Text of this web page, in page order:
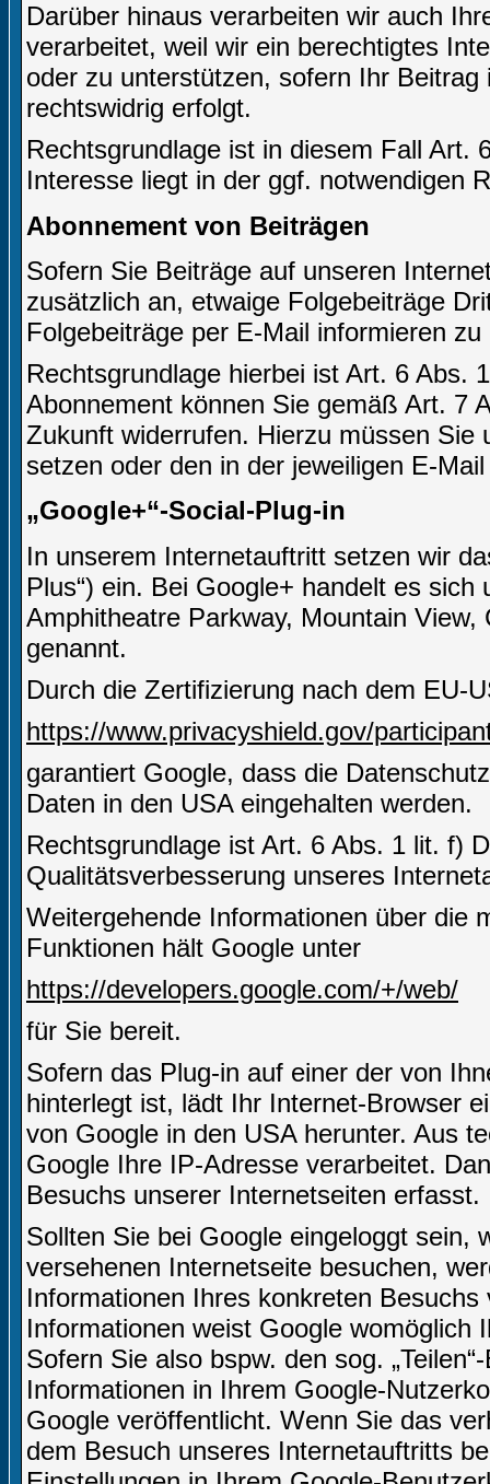
Darüber hinaus verarbeiten wir auch
verarbeitet, weil wir ein berechtigtes
oder zu unterstützen, sofern Ihr
rechtswidrig erfolgt.
Rechtsgrundlage ist in diesem Fall Art.
Interesse liegt in der ggf. notwendigen
Abonnement von Beiträgen
Sofern Sie Beiträge auf unseren
zusätzlich an, etwaige Folgebeiträge
Folgebeiträge per E-Mail informieren
Rechtsgrundlage hierbei ist Art. 6 Abs.
Abonnement können Sie gemäß Art. 7
Zukunft widerrufen. Hierzu müssen Sie
setzen oder den in der jeweiligen E-
„Google+“-Social-Plug-in
In unserem Internetauftritt setzen wir
Plus“) ein. Bei Google+ handelt es
Amphitheatre Parkway, Mountain View,
genannt.
Durch die Zertifizierung nach dem EU-
https://www.privacyshield.gov/
garantiert Google, dass die
Daten in den USA eingehalten werden.
Rechtsgrundlage ist Art. 6 Abs. 1 lit. f)
Qualitätsverbesserung unseres
Weitergehende Informationen über die
Funktionen hält Google unter
https://developers.google.com/+/web/
für Sie bereit.
Sofern das Plug-in auf einer der von
hinterlegt ist, lädt Ihr Internet-Browser
von Google in den USA herunter. Aus
Google Ihre IP-Adresse verarbeitet.
Besuchs unserer Internetseiten erfasst.
Sollten Sie bei Google eingeloggt sein,
versehenen Internetseite besuchen,
Informationen Ihres konkreten
Informationen weist Google womöglich
Sofern Sie also bspw. den sog.
Informationen in Ihrem Google-
Google veröffentlicht. Wenn Sie das
dem Besuch unseres Internetauftritts